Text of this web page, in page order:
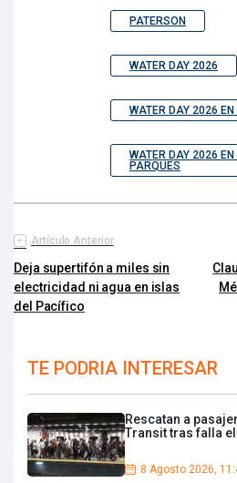
PATERSON
WATER DAY 2026
WATER DAY 2026 EN
WATER DAY 2026 EN
PARQUES
Artículo Anterior
Deja supertifón a miles sin
electricidad ni agua en islas
del Pacífico
TE PODRIA INTERESAR
Rescatan a
Transit tras falla
8 Agosto 2026,